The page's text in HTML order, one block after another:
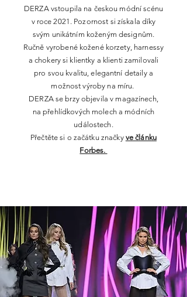
DERZA vstoupila na českou módní scénu
v roce 2021. Pozornost si získala díky
svým unikátním koženým designům.
Ručně vyrobené kožené korzety, harnessy
achokery si klientky a klienti zamilovali
pro svou kvalitu, elegantní detaily a
možnost výroby na míru.
DERZA se brzy objevila v magazínech,
na přehlídkových molech a módních
událostech.
Přečtěte si o začátku značky ve článku
Forbes.